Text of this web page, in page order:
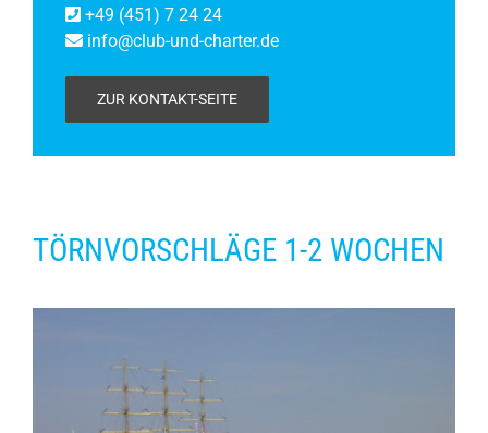
+49 (451) 7 24 24
info@club-und-charter.de
ZUR KONTAKT-SEITE
TÖRNVORSCHLÄGE 1-2 WOCHEN